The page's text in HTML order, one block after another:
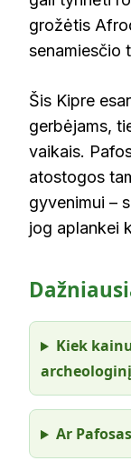
grožėtis
senamiesčio
Šis Kipre
gerbėjams,
vaikais.
atostogos
gyvenimui –
jog aplankei
Kiek
Ar